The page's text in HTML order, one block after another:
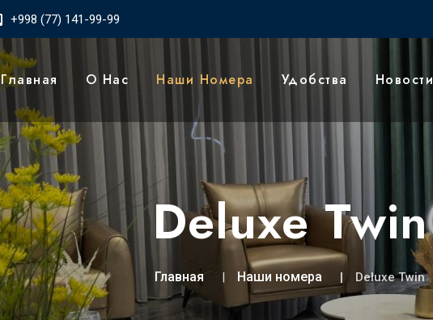
+998 (77) 141-99-99
Главная О Нас Наши Номера Удобства Новости
Deluxe Twin
Главная Наши номера Deluxe Twin